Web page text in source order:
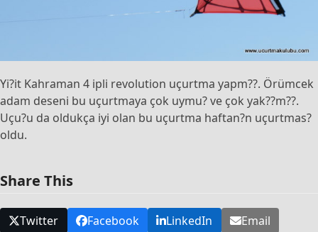
Yi?it Kahraman 4 ipli revolution uçurtma yapm??. Örümcek
adam deseni bu uçurtmaya çok uymu? ve çok yak??m??.
Uçu?u da oldukça iyi olan bu uçurtma haftan?n uçurtmas?
oldu.
Share This
Twitter Facebook LinkedIn Email